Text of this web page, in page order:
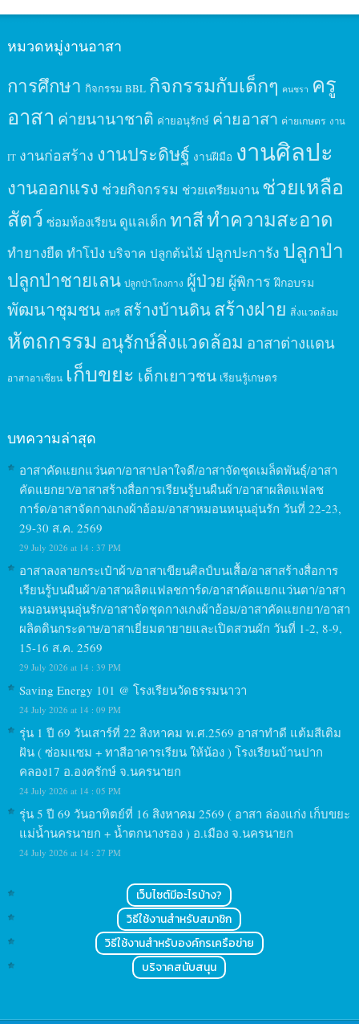
หมวดหมู่งานอาสา
การศึกษา กิจกรรม BBL กิจกรรมกับเด็กๆ คนชรา ครู
อาสา ค่ายนานาชาติ ค่ายอนุรักษ์ ค่ายอาสา ค่ายเกษตร งาน
IT งานก่อสร้าง งานประดิษฐ์ งานฝีมือ งานศิลปะ
งานออกแรง ช่วยกิจกรรม ช่วยเตรียมงาน ช่วยเหลือ
สัตว์ ซ่อมห้องเรียน ดูแลเด็ก ทาสีทำความสะอาด
ทำยางยืด ทำโป่ง บริจาค ปลูกต้นไม้ ปลูกปะการัง ปลูกป่า
ปลูกป่าชายเลน ปลูกป่าโกงกาง ผู้ป่วย ผู้พิการ ฝึกอบรม
พัฒนาชุมชน สตรี สร้างบ้านดินสร้างฝาย สิ่งแวดล้อม
หัตถกรรม อนุรักษ์สิ่งแวดล้อม อาสาต่างแดน
อาสาอาเซียน เก็บขยะ เด็กเยาวชน เรียนรู้เกษตร
บทความล่าสุด
อาสาคัดแยกแว่นตา/อาสาปลาใจดี/อาสาจัดชุดเมล็ดพันธุ์/อาสา
คัดแยกยา/อาสาสร้างสื่อการเรียนรู้บนผืนผ้า/อาสาผลิตแฟลช
การ์ด/อาสาจัดกางเกงผ้าอ้อม/อาสาหมอนหนุนอุ่นรัก วันที่ 22-23,
29-30 ส.ค. 2569
29 July 2026 at 14 : 37 PM
อาสาลงลายกระเป๋าผ้า/อาสาเขียนศิลป์บนเสื้อ/อาสาสร้างสื่อการ
เรียนรู้บนผืนผ้า/อาสาผลิตแฟลชการ์ด/อาสาคัดแยกแว่นตา/อาสา
หมอนหนุนอุ่นรัก/อาสาจัดชุดกางเกงผ้าอ้อม/อาสาคัดแยกยา/อาสา
ผลิตดินกระดาษ/อาสาเยี่ยมตายายและเปิดสวนผัก วันที่ 1-2, 8-9,
15-16 ส.ค. 2569
29 July 2026 at 14 : 39 PM
Saving Energy 101 @ โรงเรียนวัดธรรมนาวา
24 July 2026 at 14 : 09 PM
รุ่น 1 ปี 69 วันเสาร์ที่ 22 สิงหาคม พ.ศ.2569 อาสาทำดี แต้มสีเติม
ฝัน ( ซ่อมแซม + ทาสีอาคารเรียน ให้น้อง ) โรงเรียนบ้านปาก
คลอง17 อ.องครักษ์ จ.นครนายก
24 July 2026 at 14 : 05 PM
รุ่น 5 ปี 69 วันอาทิตย์ที่ 16 สิงหาคม 2569 ( อาสา ล่องแก่ง เก็บขยะ
แม่น้ำนครนายก + น้ำตกนางรอง ) อ.เมือง จ.นครนายก
24 July 2026 at 14 : 27 PM
เว็บไซต์มีอะไรบ้าง?
วิธีใช้งานสำหรับสมาชิก
วิธีใช้งานสำหรับองค์กรเครือข่าย
บริจาคสนับสนุน